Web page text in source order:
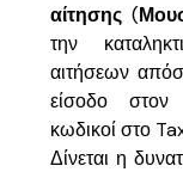
αίτησης(
την
αιτήσεων
είσοδο στον
κωδικοί στο
Δίνεται η